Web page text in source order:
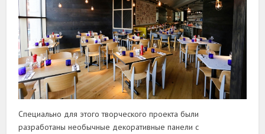
Специально для этого творческого проекта были
разработаны необычные декоративные панели с